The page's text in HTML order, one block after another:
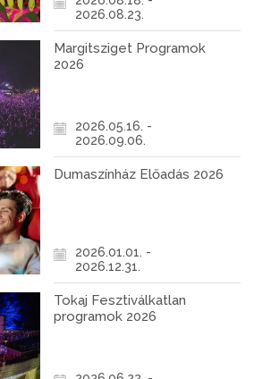
2026.08.23.
Margitsziget Programok
2026
2026.05.16. -
2026.09.06.
Dumaszínház Előadás 2026
2026.01.01. -
2026.12.31.
Tokaj Fesztiválkatlan
programok 2026